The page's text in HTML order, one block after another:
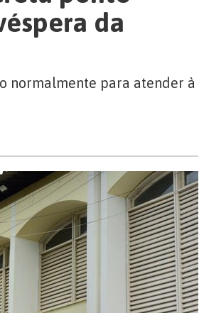
da
normalmente para atender à